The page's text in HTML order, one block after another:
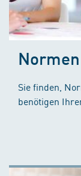
Sie finden,
benötigen